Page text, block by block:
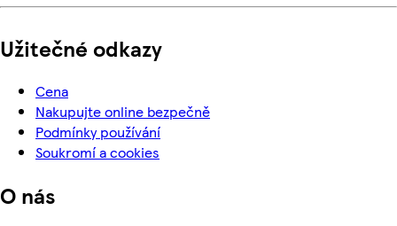
Užitečné odkazy
Cena
Nakupujte online bezpečně
Podmínky používání
Soukromí a cookies
O nás